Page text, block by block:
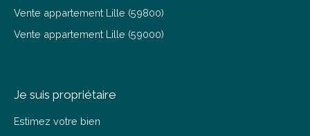
Vente appartement Lille (59800)
Vente appartement Lille (59000)
Je suis propriétaire
Estimez votre bien